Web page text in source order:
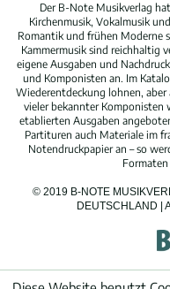
Der B-Note Musikverlag
Kirchenmusik, Vokalmusik
Romantik und frühen Moderne
Kammermusik sind reichhaltig
eigene Ausgaben und
und Komponisten an. Im
Wiederentdeckung lohnen,
vieler bekannter Komponisten
etablierten Ausgaben
Partituren auch Materiale im
Notendruckpapier an – so
© 2019 B-NOTE
DEUTSCHLAND |